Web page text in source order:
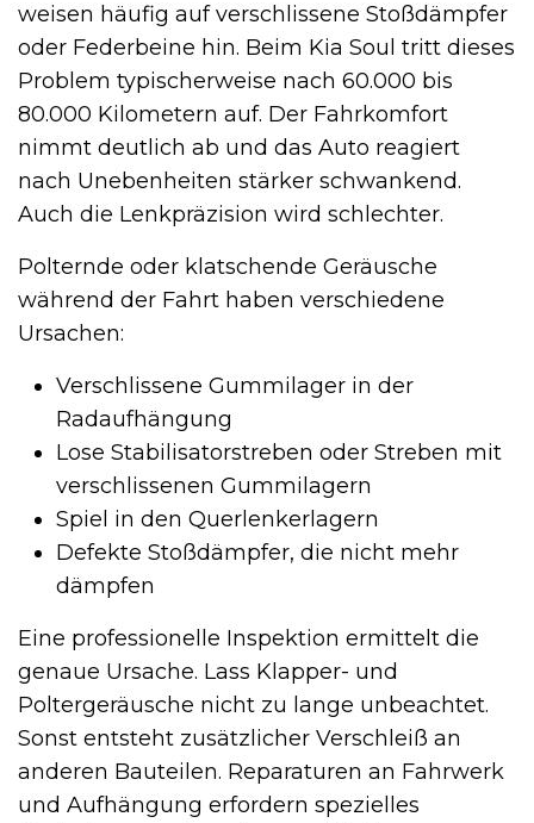
weisen häufig auf verschlissene Stoßdämpfer
oder Federbeine hin. Beim Kia Soul tritt dieses
Problem typischerweise nach 60.000 bis
80.000 Kilometern auf. Der Fahrkomfort
nimmt deutlich ab und das Auto reagiert
nach Unebenheiten stärker schwankend.
Auch die Lenkpräzision wird schlechter.
Polternde oder klatschende Geräusche
während der Fahrt haben verschiedene
Ursachen:
Verschlissene Gummilager in der
Radaufhängung
Lose Stabilisatorstreben oder Streben mit
verschlissenen Gummilagern
Spiel in den Querlenkerlagern
Defekte Stoßdämpfer, die nicht mehr
dämpfen
Eine professionelle Inspektion ermittelt die
genaue Ursache. Lass Klapper- und
Poltergeräusche nicht zu lange unbeachtet.
Sonst entsteht zusätzlicher Verschleiß an
anderen Bauteilen. Reparaturen an Fahrwerk
und Aufhängung erfordern spezielles